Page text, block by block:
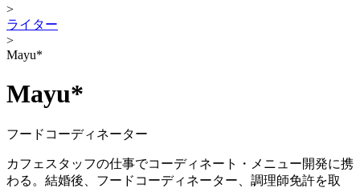
>
ライター
>
Mayu*
Mayu*
フードコーディネーター
カフェスタッフの仕事でコーディネート・メニュー開発に携
わる。結婚後、フードコーディネーター、調理師免許を取